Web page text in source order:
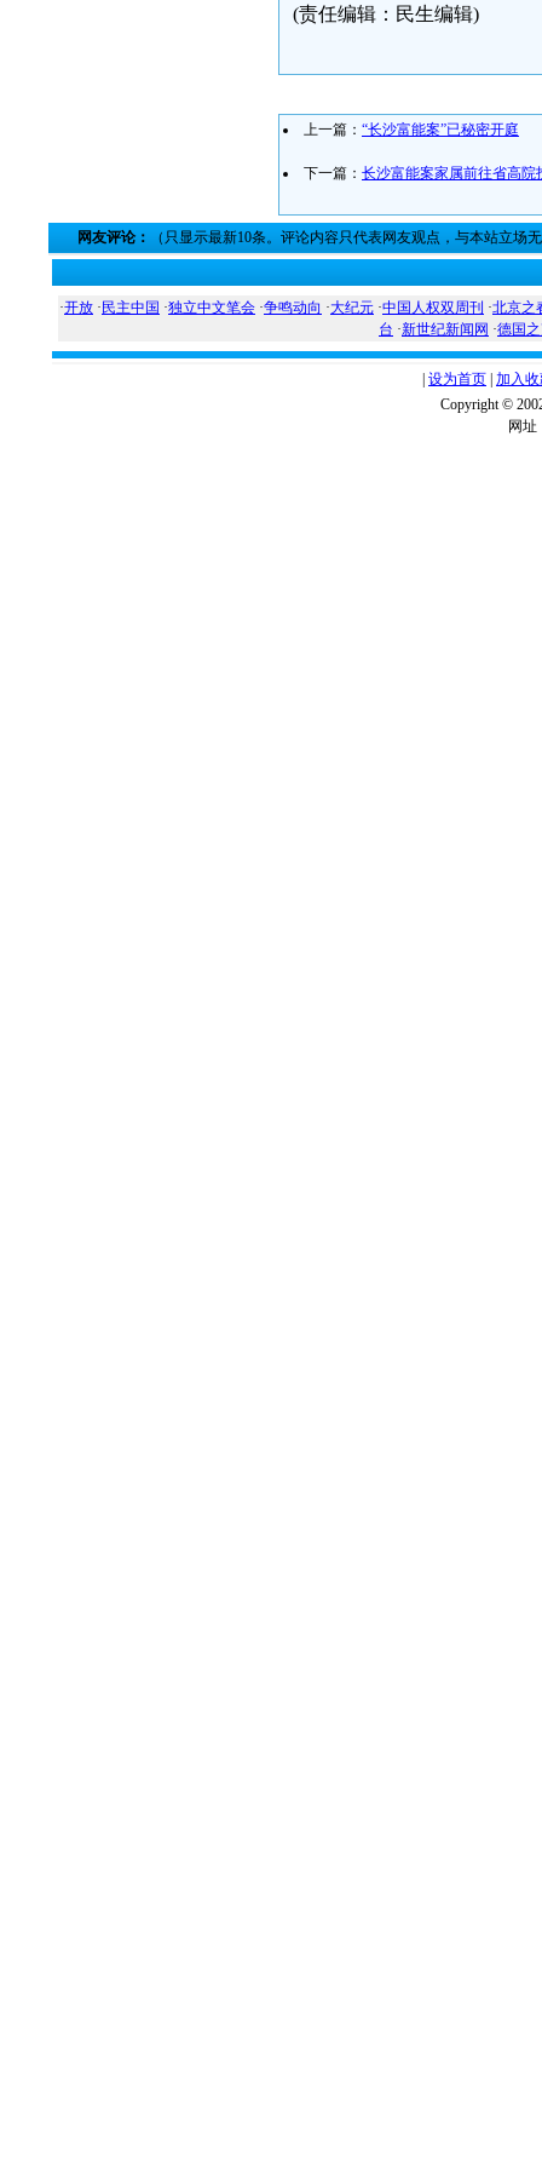
(责任编辑：民生编辑)
上一篇： “长沙富能案”已秘密开庭
下一篇： 长沙富能案家属前往省高院
网友评论： （只显示最新10条。评论内容只代表网友观点，与本站立场
·开放 · 民主中国 ·独立中文笔会 ·争鸣动向 ·大纪元 ·中国人权双周刊 ·北京之
台 ·新世纪新闻网 ·德国
设为首页 加入
Copyright ©
网址